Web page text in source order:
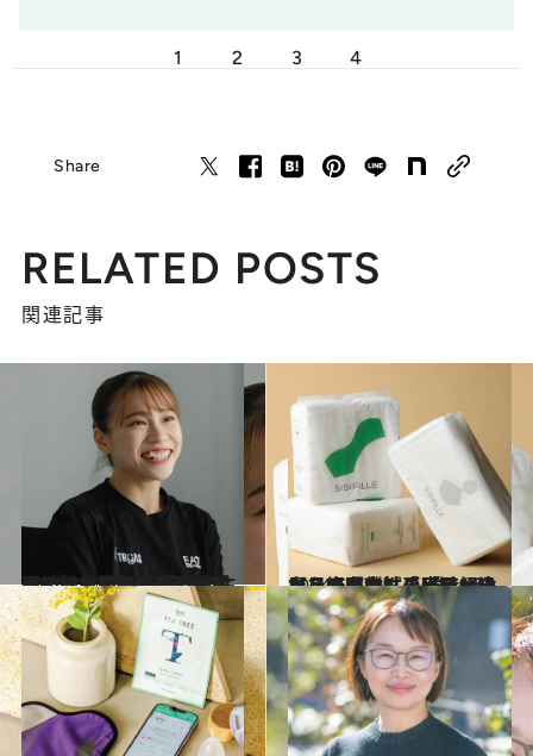
1 2 3 4
Share
RELATED POSTS
関連記事
2024.8.10
【続きを読む】「現役時代よりその後のほうが長いのに…」女子選手の“生理”について、 元五輪代表・杉原愛子が思うこと
カルチャー 2024.6.2
《月経と女性の恐るべきヒストリー》平安時代は血を麻布で拭き「月経小屋」に隔離…「月経＝穢れ」の歴史
ビューティ＆ヘルス